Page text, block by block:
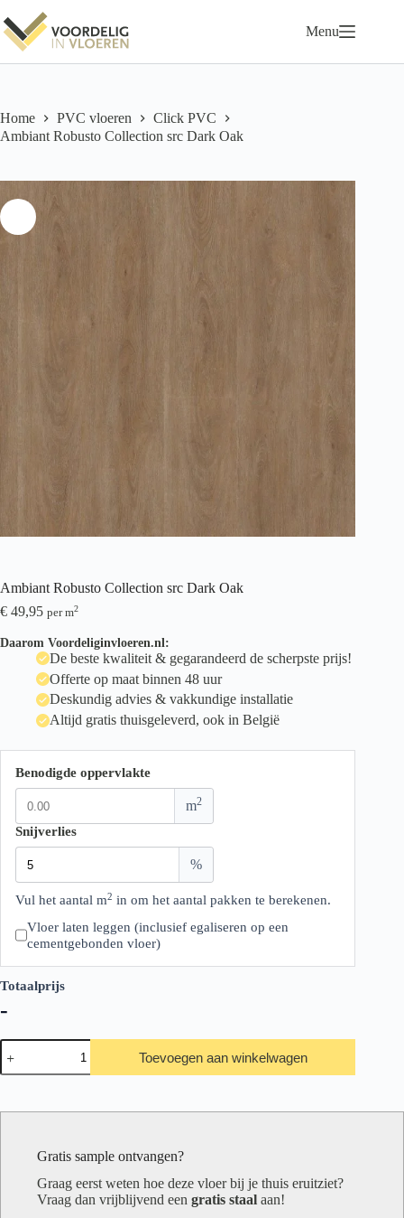
naar
de
inhoud
Menu
Home PVC vloeren
Click PVC
Ambiant Robusto Collection src Dark Oak
Ambiant Robusto Collection src Dark Oak
€ 49,95 per m2
Daarom Voordeliginvloeren.nl:
De beste kwaliteit & gegarandeerd de scherpste prijs!
Offerte op maat binnen 48 uur
Deskundig advies & vakkundige installatie
Altijd gratis thuisgeleverd, ook in België
Benodigde oppervlakte
m2
Snijverlies
%
Vul het aantal m2 in om het aantal pakken te berekenen.
Vloer laten leggen (inclusief egaliseren op een
cementgebonden vloer)
Totaalprijs
-
Ambiant
Robusto
Collection
Toevoegen aan winkelwagen
Gratis sample ontvangen?
Graag eerst weten hoe deze vloer bij je thuis eruitziet?
Vraag dan vrijblijvend een gratis staal aan!